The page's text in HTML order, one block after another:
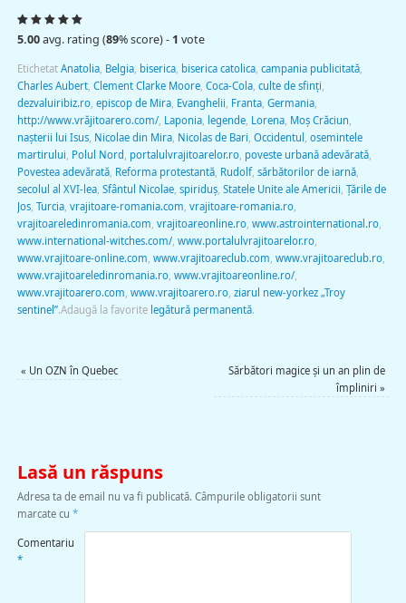
5.00avg. rating (89% score) - 1 vote
Etichetat Anatolia, Belgia, biserica, biserica catolica, campania publicitată,
Charles Aubert, Clement Clarke Moore, Coca-Cola, culte de sfinți,
dezvaluiribiz.ro, episcop de Mira, Evanghelii, Franta, Germania,
http://www.vrăjitoarero.com/, Laponia, legende, Lorena, Moş Crăciun,
nașterii lui Isus, Nicolae din Mira, Nicolas de Bari, Occidentul , osemintele
martirului, Polul Nord, portalulvrajitoarelor.ro, poveste urbană adevărată,
Povestea adevărată, Reforma protestantă, Rudolf, sărbătorilor de iarnă,
secolul al XVI-lea, Sfântul Nicolae, spiriduș, Statele Unite ale Americii, Ţările de
Jos, Turcia, vrajitoare-romania.com, vrajitoare-romania.ro,
vrajitoareledinromania.com, vrajitoareonline.ro, www.astrointernational.ro,
www.international-witches.com/, www.portalulvrajitoarelor.ro,
www.vrajitoare-online.com, www.vrajitoareclub.com, www.vrajitoareclub.ro,
www.vrajitoareledinromania.ro, www.vrajitoareonline.ro/,
www.vrajitoarero.com, www.vrajitoarero.ro, ziarul new-yorkez „Troy
sentinel”.Adaugă la favorite legătură permanentă.
« Un OZN în Quebec
Sărbători magice și un an plin de
împliniri»
Lasă un răspuns
Adresa ta de email nu va fi publicată. Câmpurile obligatorii sunt
marcate cu *
Comentariu
*